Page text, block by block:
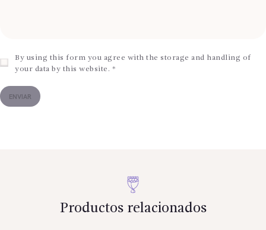
By using this form you agree with the storage and handling of
your data by this website. *
Productos relacionados